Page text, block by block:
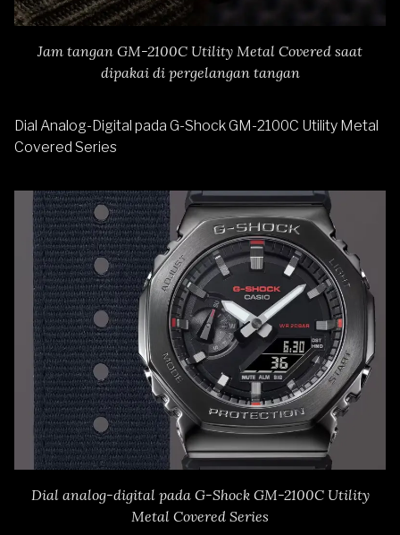
Jam tangan GM-2100C Utility Metal Covered saat
dipakai di pergelangan tangan
Dial Analog-Digital pada G-Shock GM-2100C Utility Metal
Covered Series
Dial analog-digital pada G-Shock GM-2100C Utility
Metal Covered Series